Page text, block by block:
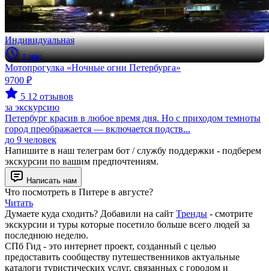
Индивидуальная
1 час
Мотопрогулка «Ночные огни Петербурга»
9700 ₽
5 12 отзывов
за экскурсию
Петербург красив в любое время дня. Но с приходом темноты
город преображается — включается подств...
до 9 человек
Напишите в наш телеграм бот / службу поддержки - подберем
экскурсии по вашим предпочтениям.
Написать нам
Что посмотреть в Питере в августе?
Читать
Думаете куда сходить? Добавили на сайт Тренды - смотрите
экскурсии и туры которые посетило больше всего людей за
последнюю неделю.
СПб Гид - это интернет проект, созданный с целью
предоставить сообществу путешественников актуальные
каталоги туристических услуг, связанных с городом и